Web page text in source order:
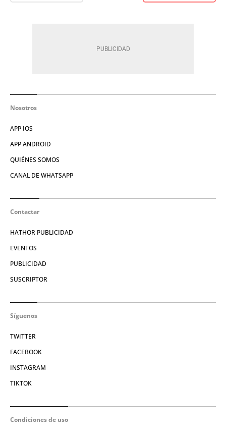
Nosotros
APP IOS
APP ANDROID
QUIÉNES SOMOS
CANAL DE WHATSAPP
Contactar
HATHOR PUBLICIDAD
EVENTOS
PUBLICIDAD
SUSCRIPTOR
Síguenos
TWITTER
FACEBOOK
INSTAGRAM
TIKTOK
Condiciones de uso